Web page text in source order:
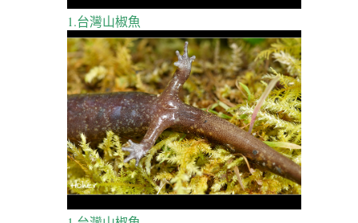
1.台灣山椒魚